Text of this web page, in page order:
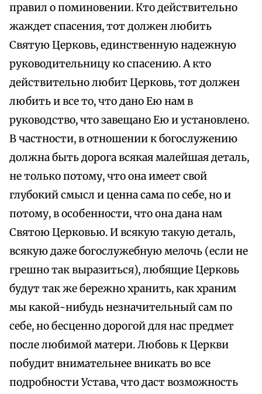
правил о поминовении. Кто действительно
жаждет спасения, тот должен любить
Святую Церковь, единственную надежную
руководительницу ко спасению. А кто
действительно любит Церковь, тот должен
любить и все то, что дано Ею нам в
руководство, что завещано Ею и установлено.
В частности, в отношении к богослужению
должна быть дорога всякая малейшая деталь,
не только потому, что она имеет свой
глубокий смысл и ценна сама по себе, но и
потому, в особенности, что она дана нам
Святою Церковью. И всякую такую деталь,
всякую даже богослужебную мелочь (если не
грешно так выразиться), любящие Церковь
будут так же бережно хранить, как храним
мы какой-нибудь незначительный сам по
себе, но бесценно дорогой для нас предмет
после любимой матери. Любовь к Церкви
побудит внимательнее вникать во все
подробности Устава, что даст возможность